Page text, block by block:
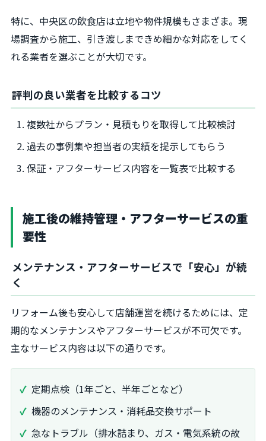
特に、中央区の飲食店は立地や物件規模もさまざま。現
場調査から施工、引き渡しまできめ細かな対応をしてく
れる業者を選ぶことが大切です。
評判の良い業者を比較するコツ
複数社からプラン・見積もりを取得して比較検討
過去の事例集や担当者の実績を提示してもらう
保証・アフターサービス内容を一覧表で比較する
施工後の維持管理・アフターサービスの重
要性
メンテナンス・アフターサービスで「安心」が続
く
リフォーム後も安心して店舗運営を続けるためには、定
期的なメンテナンスやアフターサービスが不可欠です。
主なサービス内容は以下の通りです。
定期点検（1年ごと、半年ごとなど）
機器のメンテナンス・消耗品交換サポート
急なトラブル（排水詰まり、ガス・電気系統の故